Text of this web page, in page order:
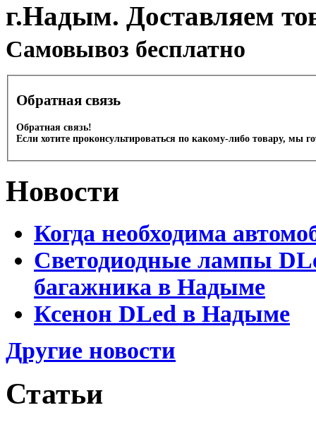
г.Надым. Доставляем
Cамовывоз бесплатно
Обратная связь
Обратная связь!
Если хотите проконсультироваться по какому-либо товару, мы
Новости
Когда необходима
Светодиодные лампы
багажника в Надыме
Ксенон DLed в Надыме
Другие новости
Статьи